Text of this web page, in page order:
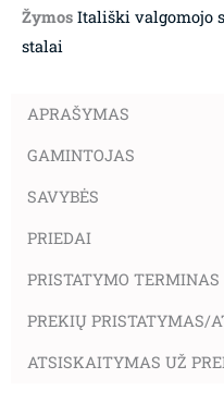
Žymos Itališki valgomojo
stalai
APRAŠYMAS
GAMINTOJAS
SAVYBĖS
PRIEDAI
PRISTATYMO TERMINAS
PREKIŲ PRISTATYMAS/
ATSISKAITYMAS UŽ